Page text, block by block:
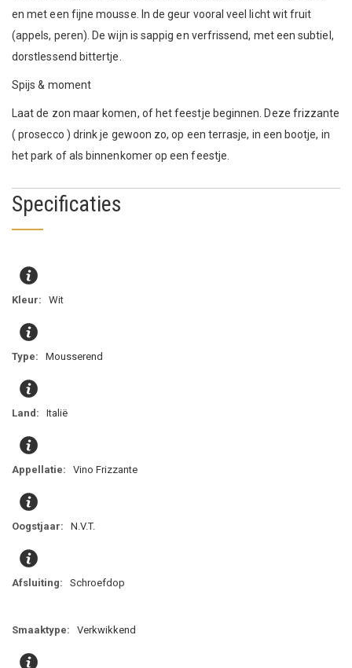
en met een fijne mousse. In de geur vooral veel licht wit fruit
(appels, peren). De wijn is sappig en verfrissend, met een subtiel,
dorstlessend bittertje.
Spijs & moment
Laat de zon maar komen, of het feestje beginnen. Deze frizzante
( prosecco ) drink je gewoon zo, op een terrasje, in een bootje, in
het park of als binnenkomer op een feestje.
Specificaties
Wit
Mousserend
Italië
Vino Frizzante
N.V.T.
Schroefdop
Verkwikkend